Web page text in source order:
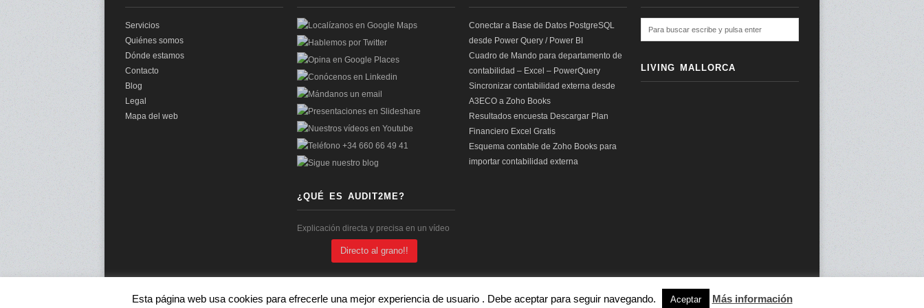
Servicios
Quiénes somos
Dónde estamos
Contacto
Blog
Legal
Mapa del web
¿QUÉ ES AUDIT2ME?
Explicación directa y precisa en un vídeo
Directo al grano!!
Conectar a Base de Datos PostgreSQL
desde Power Query / Power BI
Cuadro de Mando para departamento de
contabilidad – Excel – PowerQuery
Sincronizar contabilidad externa desde
A3ECO a Zoho Books
Resultados encuesta Descargar Plan
Financiero Excel Gratis
Esquema contable de Zoho Books para
importar contabilidad externa
LIVING MALLORCA
© 2026 audit2me | Aviso Legal| subir ↑
Esta página web usa cookies para efrecerle una mejor experiencia de usuario . Debe aceptar para seguir navegando. Aceptar Más información